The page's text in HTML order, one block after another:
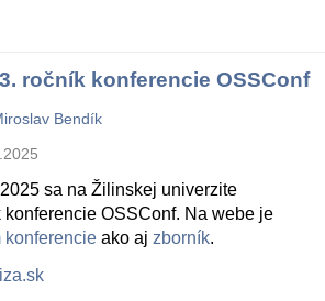
ročník konferencie OSSConf
Bendík
sa na Žilinskej univerzite
konferencie OSSConf. Na webe je
konferencie ako aj zborník.